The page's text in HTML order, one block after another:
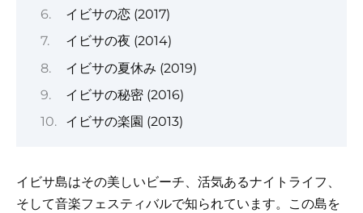
イビサの恋 (2017)
イビサの夜 (2014)
イビサの夏休み (2019)
イビサの秘密 (2016)
イビサの楽園 (2013)
イビサ島はその美しいビーチ、活気あるナイトライフ、
そして音楽フェスティバルで知られています。この島を